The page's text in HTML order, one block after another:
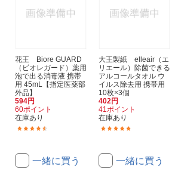
花王 Biore GUARD
（ビオレガード）薬用
泡で出る消毒液 携帯
用 45mL【指定医薬部
外品】
594円
60ポイント
在庫あり
一緒に買う
大王製紙 elleair（エ
リエール）除菌できる
アルコールタオル ウ
イルス除去用 携帯用
10枚×3個
402円
41ポイント
在庫あり
一緒に買う